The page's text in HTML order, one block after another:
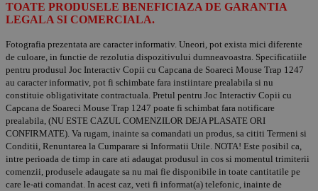
TOATE PRODUSELE BENEFICIAZA DE GARANTIA
LEGALA SI COMERCIALA.
Fotografia prezentata are caracter informativ. Uneori, pot exista mici diferente
de culoare, in functie de rezolutia dispozitivului dumneavoastra. Specificatiile
pentru produsul Joc Interactiv Copii cu Capcana de Soareci Mouse Trap 1247
au caracter informativ, pot fi schimbate fara instiintare prealabila si nu
constituie obligativitate contractuala. Pretul pentru Joc Interactiv Copii cu
Capcana de Soareci Mouse Trap 1247 poate fi schimbat fara notificare
prealabila, (NU ESTE CAZUL COMENZILOR DEJA PLASATE ORI
CONFIRMATE). Va rugam, inainte sa comandati un produs, sa cititi Termeni si
Conditii, Renuntarea la Cumparare si Informatii Utile. NOTA! Este posibil ca,
intre perioada de timp in care ati adaugat produsul in cos si momentul trimiterii
comenzii, produsele adaugate sa nu mai fie disponibile in toate cantitatile pe
care le-ati comandat. In acest caz, veti fi informat(a) telefonic, inainte de